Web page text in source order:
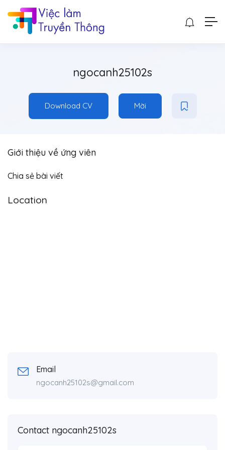
ngocanh25102s
Download CV Mời
Giới thiệu về ứng viên
Chia sẻ bài viết
Location
Email
ngocanh25102s@gmail.com
Contact ngocanh25102s